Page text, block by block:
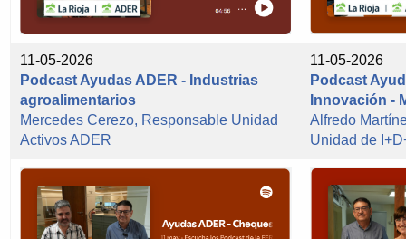
11-05-2026
Podcast Ayudas ADER - Industrias
agroalimentarios
Mercedes Cerezo, Responsable Unidad
Activos ADER
11-05-2026
Podcast
Innovación -
Alfredo
Unidad de